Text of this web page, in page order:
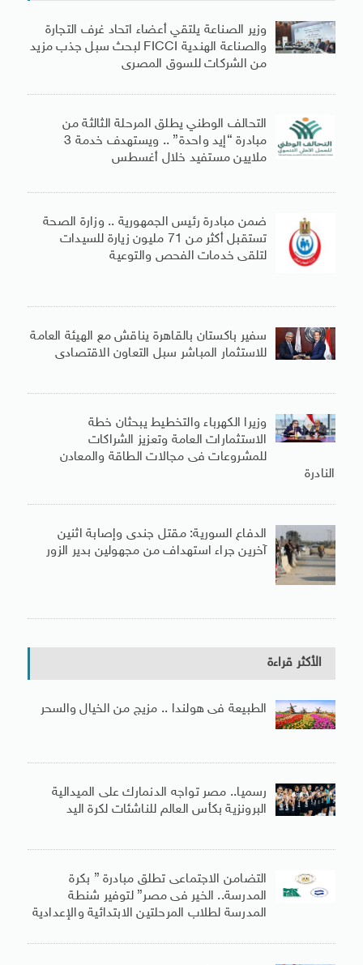
وزير الصناعة يلتقي أعضاء اتحاد غرف التجارة
والصناعة الهندية FICCI لبحث سبل جذب مزيد
من الشركات للسوق المصرى
التحالف الوطني يطلق المرحلة الثالثة من
مبادرة “إيد واحدة” .. ويستهدف خدمة 3
ملايين مستفيد خلال أغسطس
ضمن مبادرة رئيس الجمهورية .. وزارة الصحة
تستقبل أكثر من 71 مليون زيارة للسيدات
لتلقى خدمات الفحص والتوعية
سفير باكستان بالقاهرة يناقش مع الهيئة العامة
للاستثمار المباشر سبل التعاون الاقتصادى
وزيرا الكهرباء والتخطيط يبحثان خطة
الاستثمارات العامة وتعزيز الشراكات
للمشروعات فى مجالات الطاقة والمعادن
النادرة
الدفاع السورية: مقتل جندى وإصابة اثنين
آخرين جراء استهداف من مجهولين بدير الزور
الأكثر قراءة
الطبيعة فى هولندا .. مزيج من الخيال والسحر
رسميا.. مصر تواجه الدنمارك على الميدالية
البرونزية بكأس العالم للناشئات لكرة اليد
التضامن الاجتماعى تطلق مبادرة ” بكرة
المدرسة.. الخير فى مصر” لتوفير شنطة
المدرسة لطلاب المرحلتين الابتدائية والإعدادية